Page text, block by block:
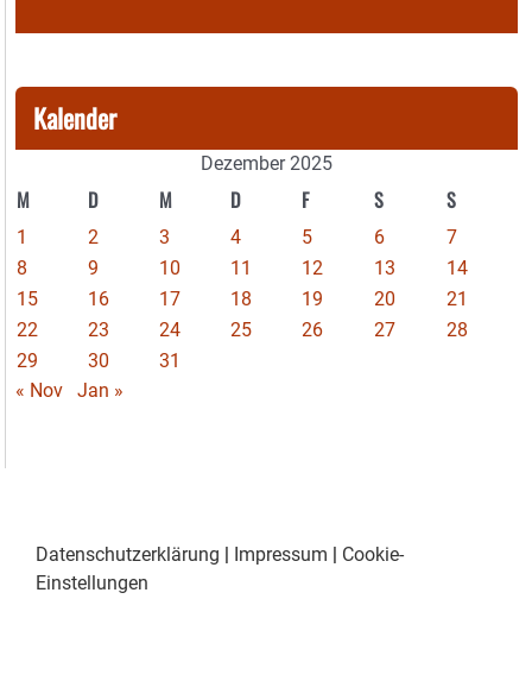
Kalender
Dezember 2025
M D M D F S S
1 2 3 4 5 6
7
8
9 10 11 12 13
14
15
16 17 18 19 20
21
22
23 24 25 26 27
28
29
30
31
« Nov
Jan »
Datenschutzerklärung Impressum
Cookie-
Einstellungen